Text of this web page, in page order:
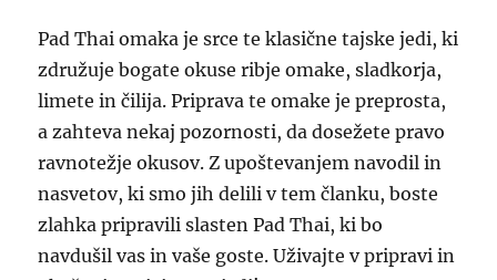
Pad Thai omaka je srce te klasične tajske jedi, ki
združuje bogate okuse ribje omake, sladkorja,
limete in čilija. Priprava te omake je preprosta,
a zahteva nekaj pozornosti, da dosežete pravo
ravnotežje okusov. Z upoštevanjem navodil in
nasvetov, ki smo jih delili v tem članku, boste
zlahka pripravili slasten Pad Thai, ki bo
navdušil vas in vaše goste. Uživajte v pripravi in